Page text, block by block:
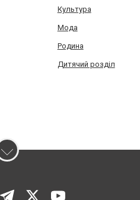
Культура
Мода
Родина
Дитячий розділ